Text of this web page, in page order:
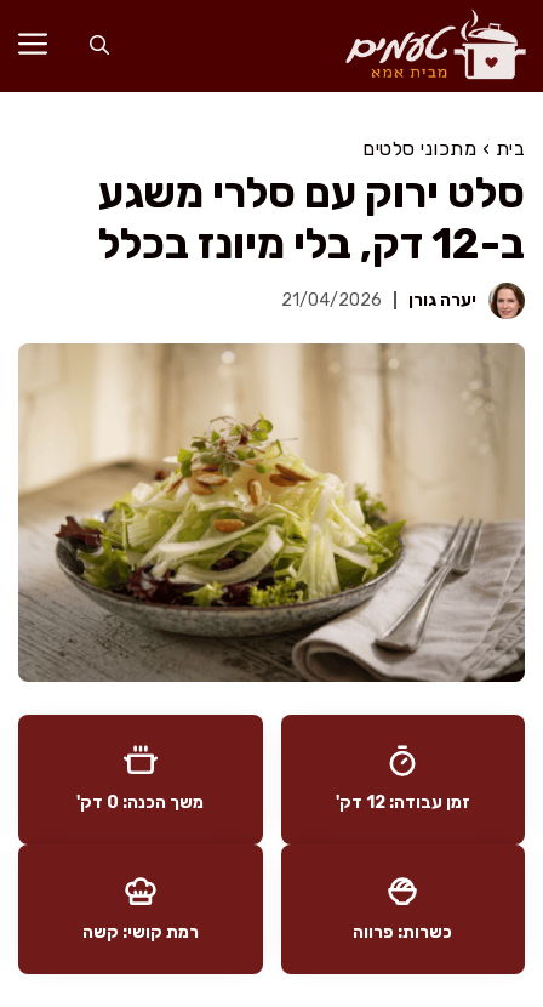
לדלג
לתוכן
בית › מתכוני סלטים
סלט ירוק עם סלרי משגע
ב-12 דק, בלי מיונז בכלל
יערה גורן 21/04/2026
זמן עבודה: 12 דק' משך הכנה: 0 דק'
כשרות: פרווה רמת קושי: קשה